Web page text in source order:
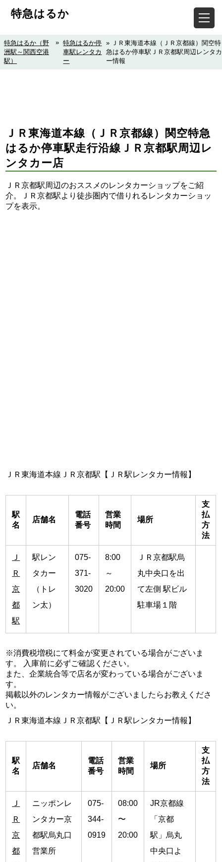
特急はるか
特急はるか（野
洲駅～関西空港
駅）
» 特急はるか停
車駅レンタカ
ー
» ＪＲ東海道本線（ＪＲ京都線）関空特
急はるか停車駅ＪＲ京都駅周辺レンタカ
ー情報
ＪＲ東海道本線（ＪＲ京都線）関空特急
はるか停車駅走行沿線ＪＲ京都駅周辺レ
ンタカー店
ＪＲ京都駅周辺のおススメのレンタカーショップをご紹
介。ＪＲ京都駅より徒歩圏内で借りれるレンタカーショッ
プを表示。
ＪＲ東海道本線ＪＲ京都駅【ＪＲ駅レンタカー情報】
駅
名
店舗名
電話
番号
営業
時間
場所
支
払
方
法
Ｊ
Ｒ
京
都
駅
駅レン
タカー
（トレ
ン太）
075-
371-
3020
8:00
～
20:00
ＪＲ京都駅烏
丸中央口を出
て左側 駅ビル
駐車場１階
※消費税増税にて料金が変更されている場合がございま
す。 入庫前に必ずご確認ください。
また、企業統合等で店名が変わっている場合がございま
す。
掲載以外のレンタカー情報がございましたらお教えくださ
い。
ＪＲ東海道本線ＪＲ京都駅【ＪＲ駅レンタカー情報】
駅
名
店舗名
電話
番号
営業
時間
場所
支
払
方
法
Ｊ
Ｒ
京
都
ニッポンレ
ンタカー京
都駅烏丸口
営業所
075-
344-
0919
08:00
〜
20:00
JR京都線
「京都
駅」烏丸
中央口よ